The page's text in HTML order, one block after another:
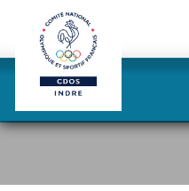
Panneau de gestion des cookies